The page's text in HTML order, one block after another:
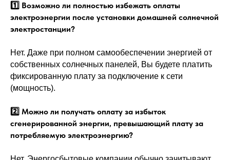
1️⃣ Возможно ли полностью избежать оплаты
электроэнергии после установки домашней солнечной
электростанции?
Нет. Даже при полном самообеспечении энергией от
собственных солнечных панелей, Вы будете платить
фиксированную плату за подключение к сети
(мощность).
2️⃣ Можно ли получать оплату за избыток
сгенерированной энергии, превышающий плату за
потребляемую электроэнергию?